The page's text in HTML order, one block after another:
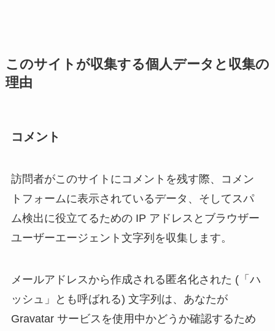
このサイトが収集する個人データと収集の
理由
コメント
訪問者がこのサイトにコメントを残す際、コメン
トフォームに表示されているデータ、そしてスパ
ム検出に役立てるための IP アドレスとブラウザー
ユーザーエージェント文字列を収集します。
メールアドレスから作成される匿名化された (「ハ
ッシュ」とも呼ばれる) 文字列は、あなたが
Gravatar サービスを使用中かどうか確認するため